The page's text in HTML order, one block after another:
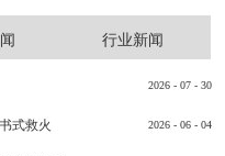
行业新闻
2026 - 07 - 30
2026 - 06 - 04
式救火